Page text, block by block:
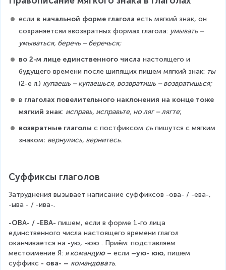
если в начальной форме глагола есть мягкий знак, он
сохраняетсяи ввозвратных формах глагола: умывать –
умываться, беречь – беречься;
во 2-м лице единственного числа настоящего и
будущего времени после шипящих пишем мягкий знак: ты
(2-е л.) купаешь – купаешься, возвратишь – возвратишься;
в глаголах повелительного наклонения на конце тоже
мягкий знак: исправь, исправьте, но ляг – лягте;
возвратные глаголы с постфиксом сь пишутся с мягким
знаком: вернулись, вернитесь.
Суффиксы глаголов
Затруднения вызывает написание суффиксов -ова- / -ева-,
-ыва - / -ива-.
-ОВА- / -ЕВА- пишем, если в форме 1-го лица
единственного числа настоящего времени глагол
оканчивается на -ую, -юю . Приём: подставляем
местоимение Я: я командую – если –ую- юю, пишем
суффикс - ова- – командовать.